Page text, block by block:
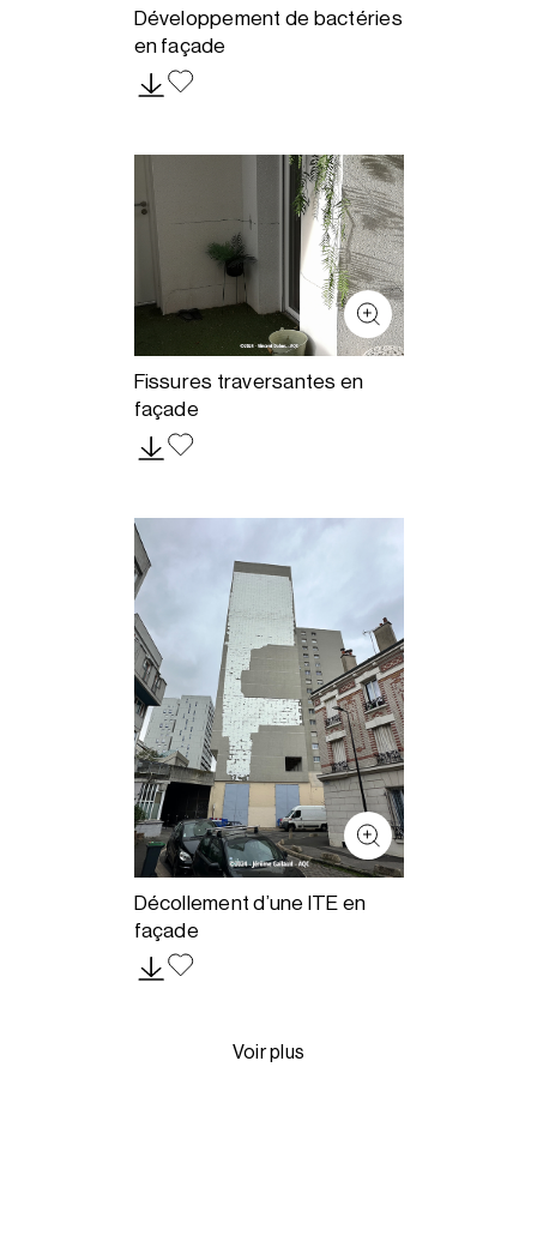
Développement de bactéries
en façade
Fissures traversantes en
façade
Décollement d’une ITE en
façade
Voir plus